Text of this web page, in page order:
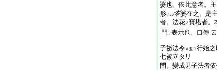
婆也。依此意者。主
形ナル塔婆在之。是
者。法花ノ寶塔者。
門 ノ表示也。口傳
子祕法令メ玉フ行始之
七被立タリ
問。變成男子法者